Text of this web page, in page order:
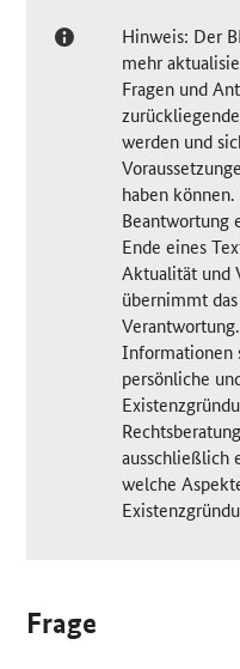
Hinweis: Der
mehr
Fragen und
werden und
haben
Beantwortung
Ende eines
Aktualität und
übernimmt
Informationen
persönliche
ausschließlich
welche
Frage